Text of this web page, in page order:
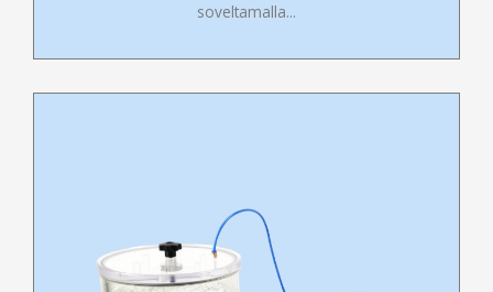
soveltamalla...